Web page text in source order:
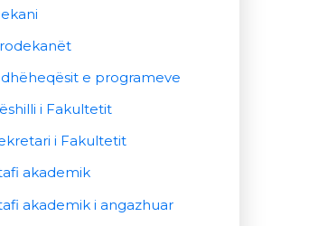
e programeve
i Fakultetit
i Fakultetit
akademik
akademik i angazhuar